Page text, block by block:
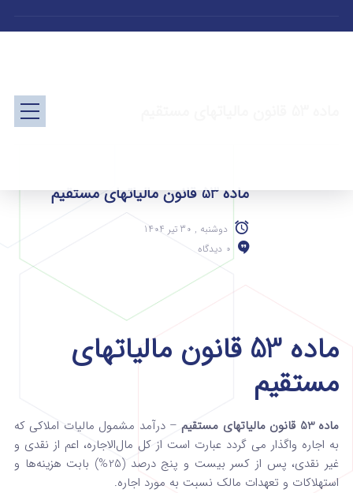
ماده 53 قانون مالیاتهای مستقیم
دوشنبه , 30 تیر 1404
0 دیدگاه
ماده 53 قانون مالیاتهای
مستقیم
ماده 53 قانون مالیاتهای مستقیم
– درآمد مشمول مالیات املاکی که
به اجاره واگذار می­ گردد عبارت است از کل مال‌الاجاره، اعم از نقدی و
غیر نقدی، پس از کسر بیست و پنج ‌درصد (25%) بابت هزینه‌ها و
استهلاکات و تعهدات مالک نسبت به مورد اجاره.